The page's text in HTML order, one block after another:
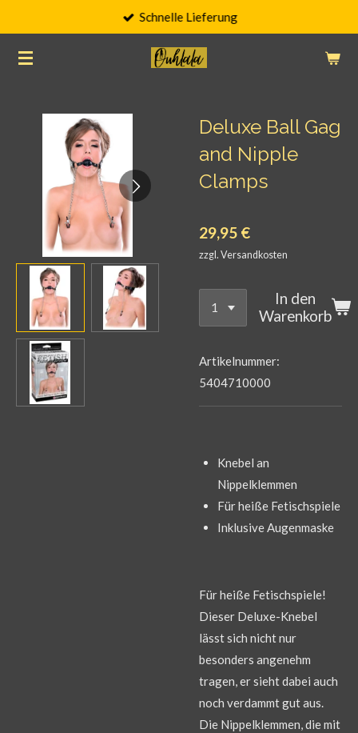
springen
Schnelle Lieferung
Deluxe Ball Gag
and Nipple
Clamps
29,95 €
zzgl. Versandkosten
In den
Warenkorb
Artikelnummer:
5404710000
Knebel an
Nippelklemmen
Für heiße Fetischspiele
Inklusive Augenmaske
Für heiße Fetischspiele!
Dieser Deluxe-Knebel
lässt sich nicht nur
besonders angenehm
tragen, er sieht dabei auch
noch verdammt gut aus.
Die Nippelklemmen, die mit